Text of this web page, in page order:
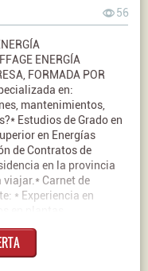
56
ENERGÍA
FORMADA POR
en:
mantenimientos,
Estudios de Grado en
en Energías
de Contratos de
en la provincia
Carnet de
* Experiencia en
instalaciones
e
avanzados de